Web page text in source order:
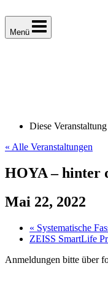
Menü
Diese
« Alle Veranstaltungen
HOYA – hinter
Mai 22, 2022
« Systematische
ZEISS SmartLife
Anmeldungen bitte über